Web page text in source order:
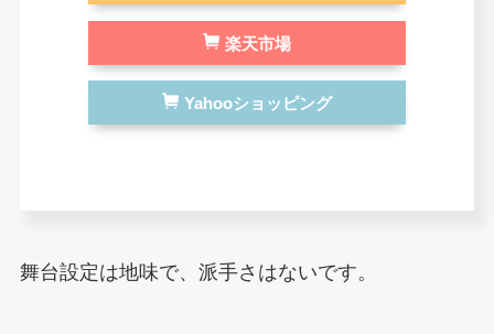
楽天市場
Yahooショッピング
舞台設定は地味で、派手さはないです。